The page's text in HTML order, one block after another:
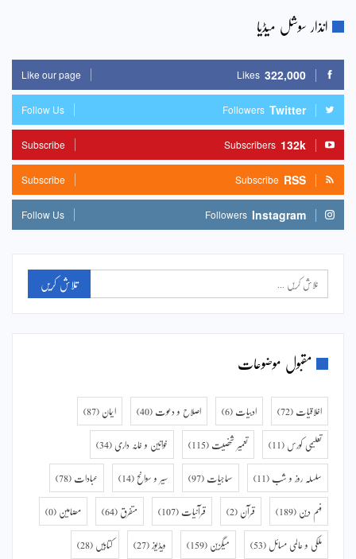
انذار سوشل میڈیا
322,000
Likes
Like our page
Twitter
Followers
Follow Us
132k
Subscribers
Subscribe
RSS
Subscribe
Subscribe
Instagram
Followers
Follow Us
مقبول موضوعات
اخلاقیات (72) ادبیات (6) اصلاح و دعوت (40) ایمان (87)
تعلیمی کورس (11) تعمیر شخصیت (115) خواتین و خانہ داری (34)
سلسلہ روز و شب (11) سماجیات (97) سیر و سوانح (14) عبادات (78)
فہم دین (189) قرآن (2) قرآنیات (107) متفرق (64) مضامین (0)
ملکی و عالمی مسائل (53) میگزین (159) ویڈیوز (27) کتابیں (28)